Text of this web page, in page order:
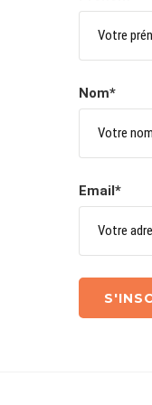
Nom*
Email*